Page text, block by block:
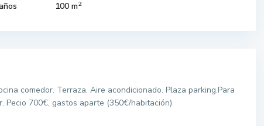
100 m2
comedor. Terraza. Aire acondicionado. Plaza parking.Para
700€, gastos aparte (350€/habitación)